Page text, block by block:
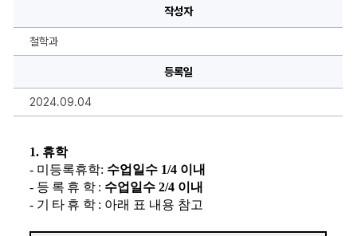
관
보
작성자
철학과
등록일
2024.09.04
1. 휴학
- 미등록휴학: 수업일수 1/4 이내
- 등록휴학 : 수업일수 2/4 이내
- 기타휴학 : 아래 표 내용 참고